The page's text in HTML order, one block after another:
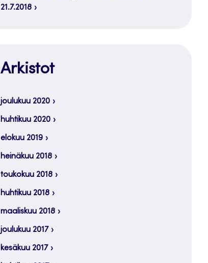
21.7.2018
Arkistot
joulukuu 2020
huhtikuu 2020
elokuu 2019
heinäkuu 2018
toukokuu 2018
huhtikuu 2018
maaliskuu 2018
joulukuu 2017
kesäkuu 2017